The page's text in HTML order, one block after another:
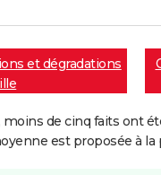
et dégradations
de cinq faits ont
est proposée à la